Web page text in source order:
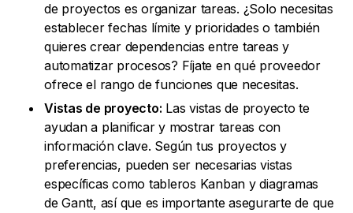
de proyectos es organizar tareas. ¿Solo necesitas
establecer fechas límite y prioridades o también
quieres crear dependencias entre tareas y
automatizar procesos? Fíjate en qué proveedor
ofrece el rango de funciones que necesitas.
Vistas de proyecto: Las vistas de proyecto te
ayudan a planificar y mostrar tareas con
información clave. Según tus proyectos y
preferencias, pueden ser necesarias vistas
específicas como tableros Kanban y diagramas
de Gantt, así que es importante asegurarte de que